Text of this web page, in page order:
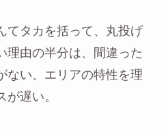
てタカを括って、丸投げ
理由の半分は、間違った
ない、エリアの特性を理
遅い。